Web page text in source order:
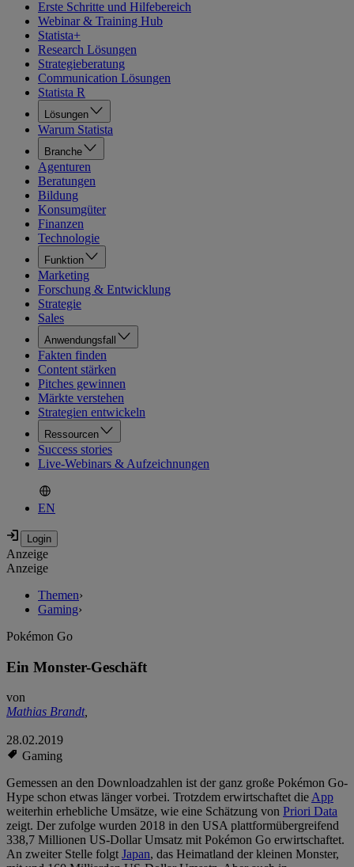
Erste Schritte und Hilfebereich
Webinar & Training Hub
Statista+
Research Lösungen
Strategieberatung
Communication Lösungen
Statista R
Lösungen
Warum Statista
Branche
Agenturen
Beratungen
Bildung
Konsumgüter
Finanzen
Technologie
Funktion
Marketing
Forschung & Entwicklung
Strategie
Sales
Anwendungsfall
Fakten finden
Content stärken
Pitches gewinnen
Märkte verstehen
Strategien entwickeln
Ressourcen
Success stories
Live-Webinars & Aufzeichnungen
EN
Anzeige
Anzeige
Themen›
Gaming›
Pokémon Go
Ein Monster-Geschäft
von
Mathias Brandt,
28.02.2019
Gaming
Gemessen an den Downloadzahlen ist der ganz große Pokémon Go-
Hype schon etwas länger vorbei. Trotzdem erwirtschaftet dieApp
weiterhin erhebliche Umsätze, wie eine Schätzung von Priori Data
zeigt. Der zufolge wurden 2018 in den USA plattformübergreifend
338,7 Millionen US-Dollar Umsatz mit Pokémon Go erwirtschaftet.
An zweiter Stelle folgtJapan, das Heimatland der kleinen Monster,